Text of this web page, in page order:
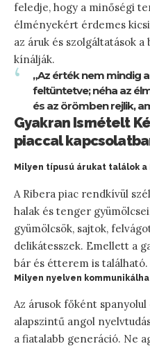
feledje, hogy a minőségi
élményekért érdemes
az áruk és szolgáltatások
kínálják.
„Az érték nem mindig
feltüntetve; néha az
és az örömben rejlik,
Gyakran Ismételt
piaccal
Milyen típusú árukat találok a
A Ribera piac rendkívül
halak és tenger
gyümölcsök, sajtok,
delikátesszek. Emellett a
bár és étterem is található.
Milyen nyelven
Az árusok főként spanyolul
alapszintű angol
a fiatalabb generáció. Ne